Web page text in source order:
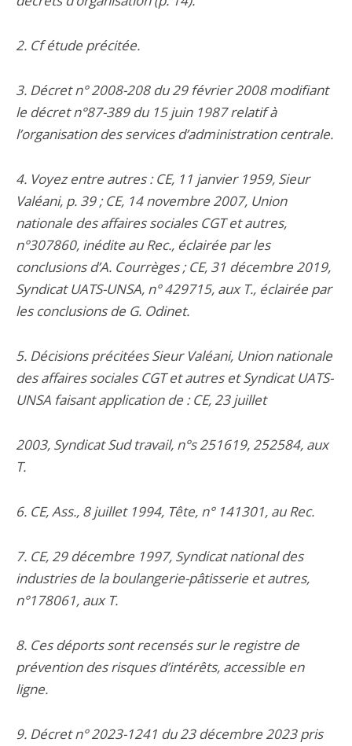
2. Cf étude précitée.
3. Décret n° 2008-208 du 29 février 2008 modifiant
le décret n°87-389 du 15 juin 1987 relatif à
l’organisation des services d’administration centrale.
4. Voyez entre autres : CE, 11 janvier 1959, Sieur
Valéani, p. 39 ; CE, 14 novembre 2007, Union
nationale des affaires sociales CGT et autres,
n°307860, inédite au Rec., éclairée par les
conclusions d’A. Courrèges ; CE, 31 décembre 2019,
Syndicat UATS-UNSA, n° 429715, aux T., éclairée par
les conclusions de G. Odinet.
5. Décisions précitées Sieur Valéani, Union nationale
des affaires sociales CGT et autres et Syndicat UATS-
UNSA faisant application de : CE, 23 juillet
2003, Syndicat Sud travail, n°s 251619, 252584, aux
T.
6. CE, Ass., 8 juillet 1994, Tête, n° 141301, au Rec.
7. CE, 29 décembre 1997, Syndicat national des
industries de la boulangerie-pâtisserie et autres,
n°178061, aux T.
8. Ces déports sont recensés sur le registre de
prévention des risques d’intérêts, accessible en
ligne.
9. Décret n° 2023-1241 du 23 décembre 2023 pris